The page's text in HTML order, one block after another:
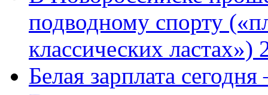
подводному спорту
классических ластах»)
Белая зарплата